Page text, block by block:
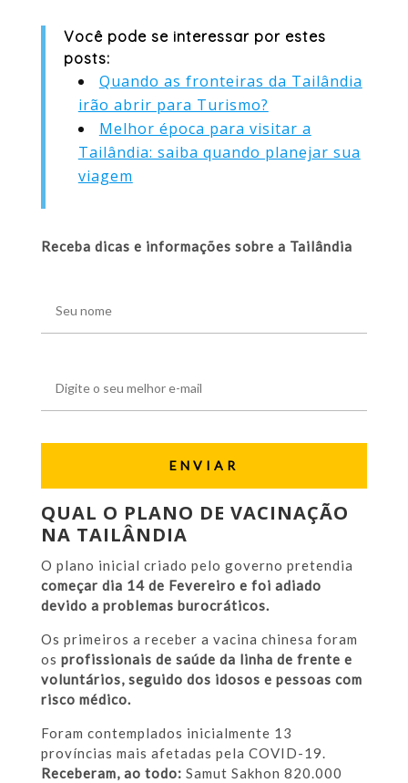
Você pode se interessar por estes
posts:
Quando as fronteiras da Tailândia
irão abrir para Turismo?
Melhor época para visitar a
Tailândia: saiba quando planejar sua
viagem
Receba dicas e informações sobre a Tailândia
QUAL O PLANO DE VACINAÇÃO
NA TAILÂNDIA
O plano inicial criado pelo governo pretendia
começar dia 14 de Fevereiro e foi adiado
devido a problemas burocráticos.
Os primeiros a receber a vacina chinesa foram
os profissionais de saúde da linha de frente e
voluntários, seguido dos idosos e pessoas com
risco médico.
Foram contemplados inicialmente 13
províncias mais afetadas pela COVID-19.
Receberam, ao todo: Samut Sakhon 820.000